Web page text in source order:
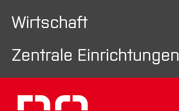
Wirtschaft
Zentrale Einrichtungen